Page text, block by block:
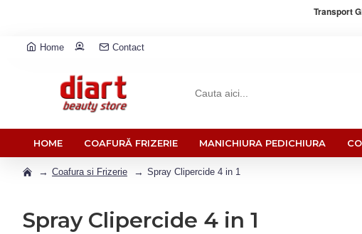
Transport
Home Contact
HOME COAFURĂ FRIZERIE MANICHIURA PEDICHIURA
Coafura si Frizerie Spray Clipercide 4 in 1
Spray Clipercide 4 in 1